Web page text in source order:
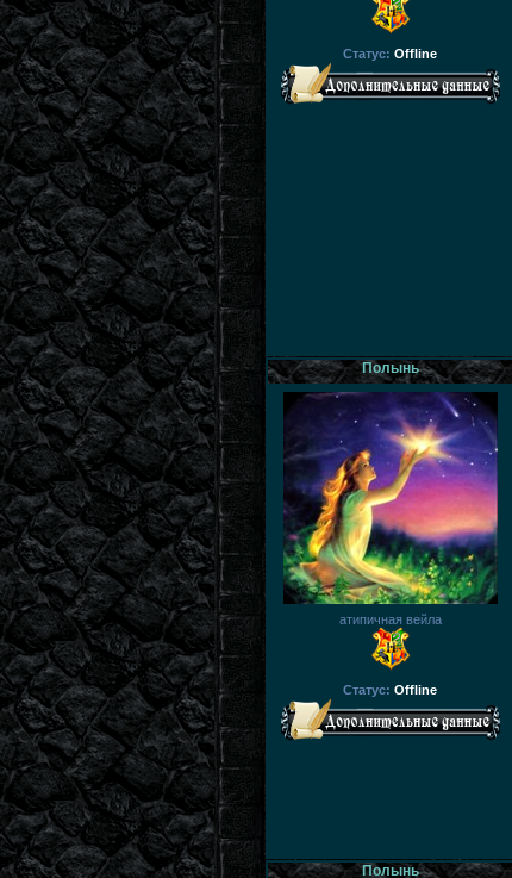
Статус: Offline
Полынь
атипичная вейла
Статус: Offline
Полынь